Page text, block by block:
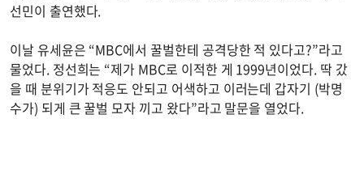
선민이 출연했다.
이날 유세윤은 “MBC에서 꿀벌한테 공격당한 적 있다고?”라고
물었다. 정선희는 “제가 MBC로 이적한 게 1999년이었다. 딱 갔
을 때 분위기가 적응도 안되고 어색하고 이러는데 갑자기 (박명
수가) 되게 큰 꿀벌 모자 끼고 왔다”라고 말문을 열었다.